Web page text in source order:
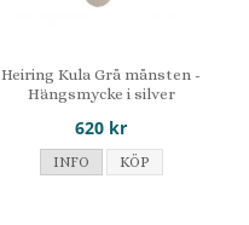
Heiring Kula Grå månsten -
Hängsmycke i silver
620 kr
INFO KÖP